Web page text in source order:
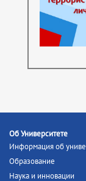
Об Университете
Информация об
Образование
Наука и инновации